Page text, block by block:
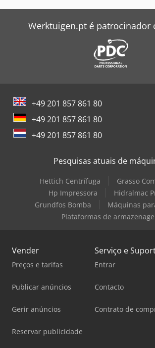
Werktuigen.pt é patrocinador
+49 201 857 861 80
+49 201 857 861 80
+49 201 857 861 80
Pesquisas atuais de
Hettich Centrífuga
Grasso
Hp Impressora
Hidralmac
Grundfos Bomba
Máquinas
Plataformas de
Vender
Preços e tarifas
Publicar anúncios
Gerir anúncios
Reservar publicidade
Serviço e
Entrar
Contacto
Contrato de